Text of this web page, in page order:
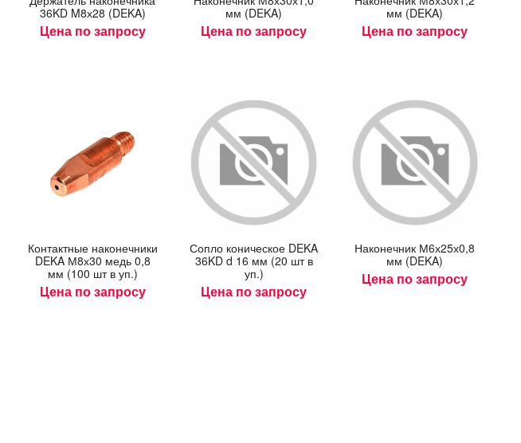
00:00:01
Окончание:
23:59:59
Торопитесь!
ДНЕЙ ЧАСОВ МИНУТЫ
27
СЕКУНД
36KD M8х28 (DEKA)
Цена по запросу
мм (DEKA)
Цена по запросу
мм (DEKA)
Цена по запросу
Кон­так­тные на­конеч­ни­ки
DEKA М8х30 медь 0,8
мм (100 шт в уп.)
Цена по запросу
Соп­ло ко­ничес­кое DEKA
36KD d 16 мм (20 шт в
уп.)
Цена по запросу
На­конеч­ник М6х25х0,8
мм (DEKA)
Цена по запросу